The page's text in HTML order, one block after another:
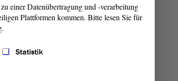
einer Datenübertragung und -verarbeitung
Plattformen kommen. Bitte lesen Sie für
Statistik